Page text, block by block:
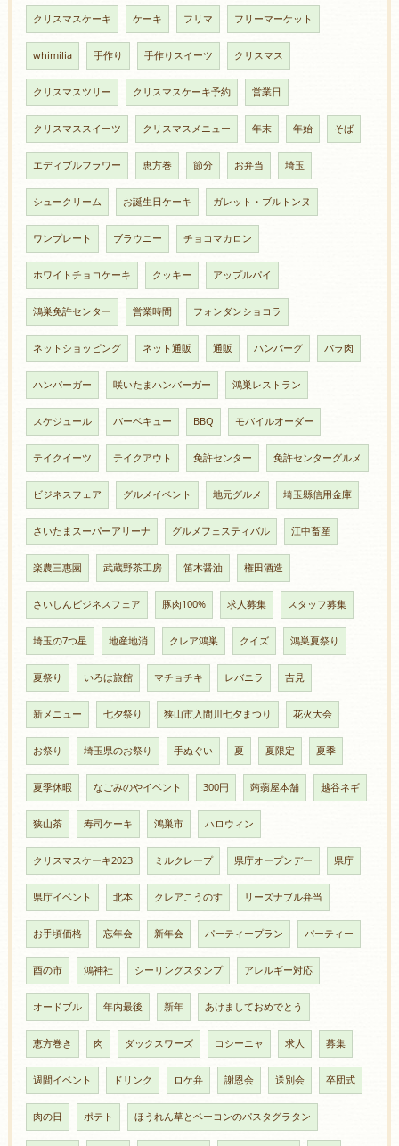
クリスマスケーキ ケーキ フリマ フリーマーケット
whimilia 手作り 手作りスイーツ クリスマス
クリスマスツリー クリスマスケーキ予約 営業日
クリスマススイーツ クリスマスメニュー 年末 年始 そば
エディブルフラワー 恵方巻 節分 お弁当 埼玉
シュークリーム お誕生日ケーキ ガレット・ブルトンヌ
ワンプレート ブラウニー チョコマカロン
ホワイトチョコケーキ クッキー アップルパイ
鴻巣免許センター 営業時間 フォンダンショコラ
ネットショッピング ネット通販 通販 ハンバーグ バラ肉
ハンバーガー 咲いたまハンバーガー 鴻巣レストラン
スケジュール バーベキュー BBQ モバイルオーダー
テイクイーツ テイクアウト 免許センター 免許センターグルメ
ビジネスフェア グルメイベント 地元グルメ 埼玉縣信用金庫
さいたまスーパーアリーナ グルメフェスティバル 江中畜産
楽農三惠園 武蔵野茶工房 笛木醤油 権田酒造
さいしんビジネスフェア 豚肉100% 求人募集 スタッフ募集
埼玉の7つ星 地産地消 クレア鴻巣 クイズ 鴻巣夏祭り
夏祭り いろは旅館 マチョチキ レバニラ 吉見
新メニュー 七夕祭り 狭山市入間川七夕まつり 花火大会
お祭り 埼玉県のお祭り 手ぬぐい 夏 夏限定 夏季
夏季休暇 なごみのやイベント 300円 蒟蒻屋本舗 越谷ネギ
狭山茶 寿司ケーキ 鴻巣市 ハロウィン
クリスマスケーキ2023 ミルクレープ 県庁オープンデー 県庁
県庁イベント 北本 クレアこうのす リーズナブル弁当
お手頃価格 忘年会 新年会 パーティープラン パーティー
酉の市 鴻神社 シーリングスタンプ アレルギー対応
オードブル 年内最後 新年 あけましておめでとう
恵方巻き 肉 ダックスワーズ コシーニャ 求人 募集
週間イベント ドリンク ロケ弁 謝恩会 送別会 卒団式
肉の日 ポテト ほうれん草とベーコンのパスタグラタン